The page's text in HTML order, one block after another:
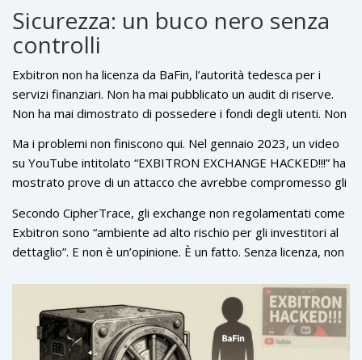
un’interfaccia più vecchia e un rischio maggiore di perdere i
tuoi soldi.
chiesto un prelievo ha riportato che i fondi non sono mai
arrivati, anche dopo che l’exchange ha dichiarato di averli
elaborati. E la media dei tempi di attesa? 14,7 giorni. In un
mondo dove Coinbase risponde in meno di 24 ore, Exbitron
impiega 72 ore per rispondere a un semplice ticket. E solo il
25% dei problemi viene risolto.
Sicurezza: un buco nero senza
controlli
Exbitron non ha licenza da BaFin, l’autorità tedesca per i
servizi finanziari. Non ha mai pubblicato un audit di riserve.
Non ha mai dimostrato di possedere i fondi degli utenti. Non
L’unica cosa che fa è usare HTTPS e protezione DDoS - cosa
che fa qualsiasi sito web di base, anche uno di vendita di
magliette.
Ma i problemi non finiscono qui. Nel gennaio 2023, un video
su YouTube intitolato “EXBITRON EXCHANGE HACKED!!!” ha
mostrato prove di un attacco che avrebbe compromesso gli
negato l’evento. Nel febbraio 2023, Live Coin Watch ha
pubblicato un avviso: “Exbitron claims to have lost users’
funds. Exercise caution.” Da allora, nessuna spiegazione,
Secondo CipherTrace, gli exchange non regolamentati come
Exbitron sono “ambiente ad alto rischio per gli investitori al
dettaglio”. E non è un’opinione. È un fatto. Senza licenza, non
ricorso a nessuna autorità. Non hai diritti. Non hai garanzie.
Solo un sito web che ti dice “grazie per averci scelto”.